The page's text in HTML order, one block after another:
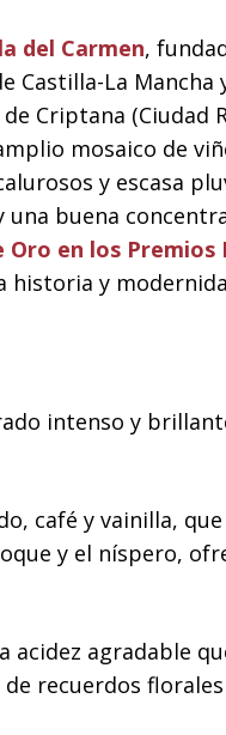
del Carmen,
La Mancha
Criptana (Ciudad
mosaico de
y escasa
buena
Oro en los Premios
historia y
intenso y
café y vainilla,
y el níspero,
acidez agradable
recuerdos